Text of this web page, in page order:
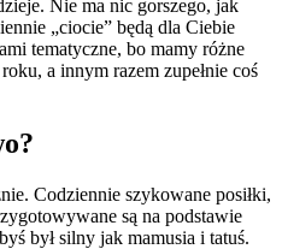
Nie ma nic gorszego, jak
„ciocie” będą dla Ciebie
tematyczne, bo mamy różne
a innym razem zupełnie coś
Codziennie szykowane posiłki,
są na podstawie
był silny jak mamusia i tatuś.